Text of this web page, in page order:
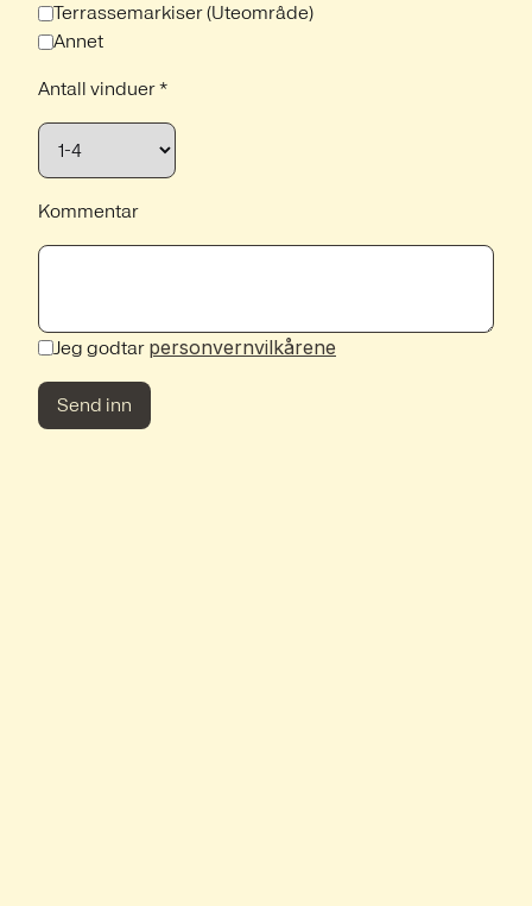
Terrassemarkiser (Uteområde)
Annet
Antall vinduer *
Kommentar
Jeg godtar personvernvilkårene
Send inn